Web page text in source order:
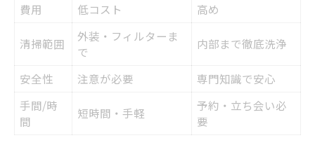
費用
低コスト 高め
清掃範囲
外装・フィルターま
で
内部まで徹底洗浄
安全性 注意が必要
専門知識で安心
手間/時
間
短時間・手軽
予約・立ち会い必
要